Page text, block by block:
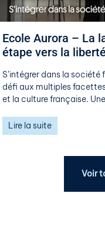
​​Ecole Aurora – La
étape vers la
S’intégrer dans la société
défi aux multiples
et la culture française.
Lire la suite
Voir